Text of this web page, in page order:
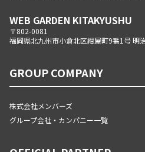
WEB GARDEN KITAKYUSHU
〒802-0081
福岡県北九州市小倉北区紺屋町9番1号 明
GROUP COMPANY
株式会社メンバーズ
グループ会社・カンパニー一覧